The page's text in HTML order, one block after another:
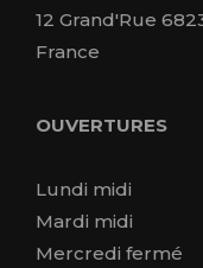
12 Grand'Rue
France
OUVERTURES
Lundi midi
Mardi midi
Mercredi fermé